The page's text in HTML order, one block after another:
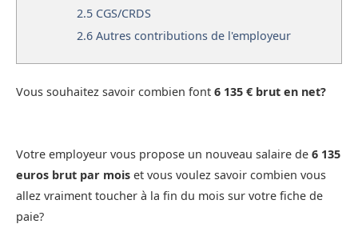
2.5 CGS/CRDS
2.6 Autres contributions de l'employeur
Vous souhaitez savoir combien font 6 135 € brut en net?
Votre employeur vous propose un nouveau salaire de 6 135
euros brut par mois et vous voulez savoir combien vous
allez vraiment toucher à la fin du mois sur votre fiche de
paie?